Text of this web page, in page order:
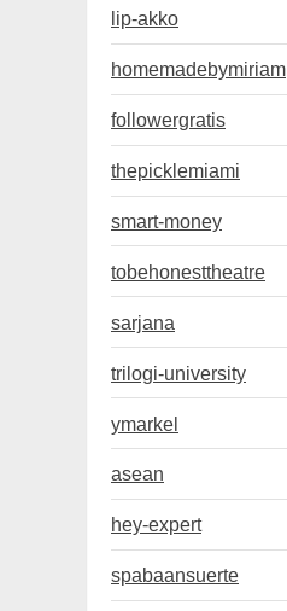
lip-akko
homemadebymiriam
followergratis
thepicklemiami
smart-money
tobehonesttheatre
sarjana
trilogi-university
ymarkel
asean
hey-expert
spabaansuerte